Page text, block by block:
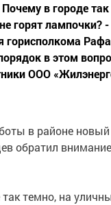
в городе
горят лампочки?
горисполкома
в этом
ООО
в районе новый
обратил
темно, на